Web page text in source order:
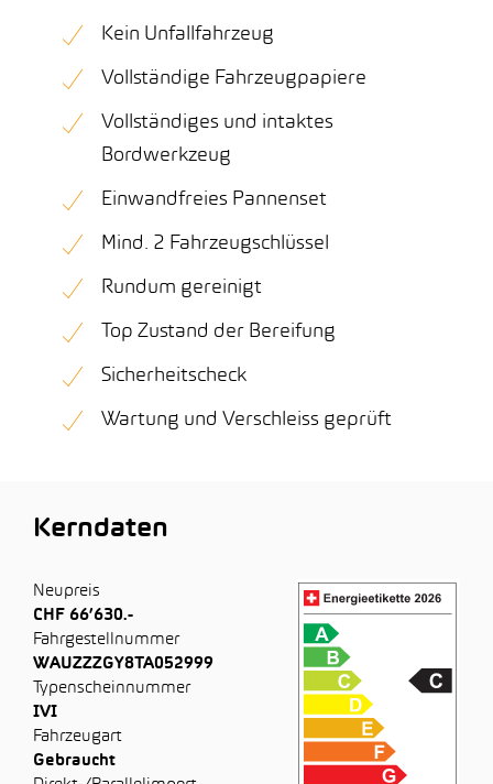
Kein Unfallfahrzeug
Vollständige Fahrzeugpapiere
Vollständiges und intaktes
Bordwerkzeug
Einwandfreies Pannenset
Mind. 2 Fahrzeugschlüssel
Rundum gereinigt
Top Zustand der Bereifung
Sicherheitscheck
Wartung und Verschleiss geprüft
Kerndaten
Neupreis
CHF 66’630.-
Fahrgestellnummer
WAUZZZGY8TA052999
Typenscheinnummer
IVI
Fahrzeugart
Gebraucht